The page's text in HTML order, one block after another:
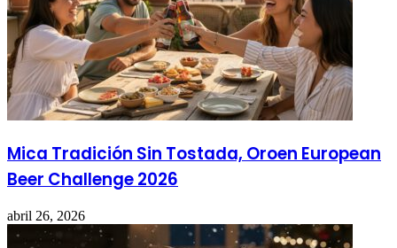
Mica Tradición Sin Tostada, Oroen European
Beer Challenge 2026
abril 26, 2026